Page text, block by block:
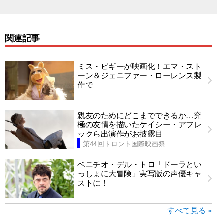
関連記事
ミス・ピギーが映画化！エマ・スト
ーン＆ジェニファー・ローレンス製
作で
親友のためにどこまでできるか…究
極の友情を描いたケイシー・アフレ
ックら出演作がお披露目
第44回トロント国際映画祭
ベニチオ・デル・トロ「ドーラとい
っしょに大冒険」実写版の声優キャ
ストに！
すべて見る »